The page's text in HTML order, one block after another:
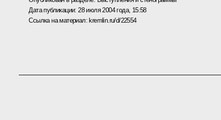
Дата публикации: 28 июля 2004 года, 15:58
Ссылка на материал:kremlin.ru/d/22554